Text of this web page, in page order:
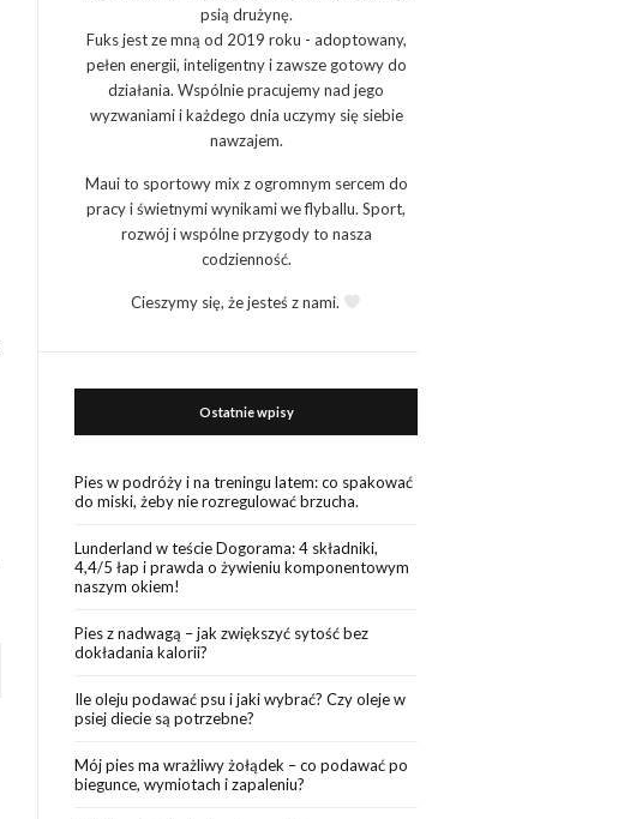
psią drużynę.
Fuks jest ze mną od 2019 roku - adoptowany,
pełen energii, inteligentny i zawsze gotowy do
działania. Wspólnie pracujemy nad jego
wyzwaniami i każdego dnia uczymy się siebie
nawzajem.
Maui to sportowy mix z ogromnym sercem do
pracy i świetnymi wynikami we flyballu. Sport,
rozwój i wspólne przygody to nasza
codzienność.
Cieszymy się, że jesteś z nami.
Ostatnie wpisy
Pies w podróży i na treningu latem: co spakować
do miski, żeby nie rozregulować brzucha.
Lunderland w teście Dogorama: 4 składniki,
4,4/5 łap i prawda o żywieniu komponentowym
naszym okiem!
Pies z nadwagą – jak zwiększyć sytość bez
dokładania kalorii?
Ile oleju podawać psu i jaki wybrać? Czy oleje w
psiej diecie są potrzebne?
Mój pies ma wrażliwy żołądek – co podawać po
biegunce, wymiotach i zapaleniu?